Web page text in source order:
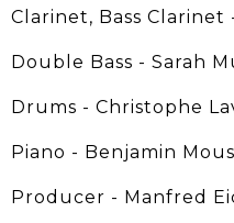
Clarinet, Bass Clarinet
Double Bass - Sarah
Drums - Christophe
Piano - Benjamin
Producer - Manfred